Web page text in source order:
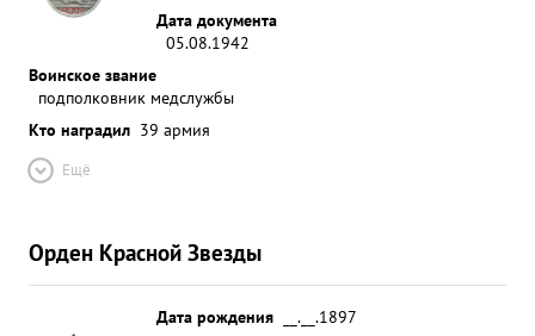
Дата документа
05.08.1942
Воинское звание
подполковник медслужбы
Кто наградил 39 армия
Ещё
Орден Красной Звезды
Дата рождения
__.__.1897